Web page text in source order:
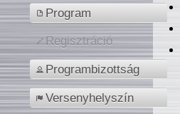
Program
Regisztráció
Programbizottság
Versenyhelyszín